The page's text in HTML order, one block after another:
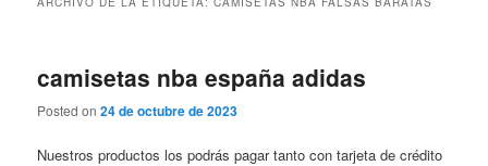
camisetas nba españa adidas
Posted on24 de octubre de 2023
Nuestros productos los podrás pagar tanto con tarjeta de crédito